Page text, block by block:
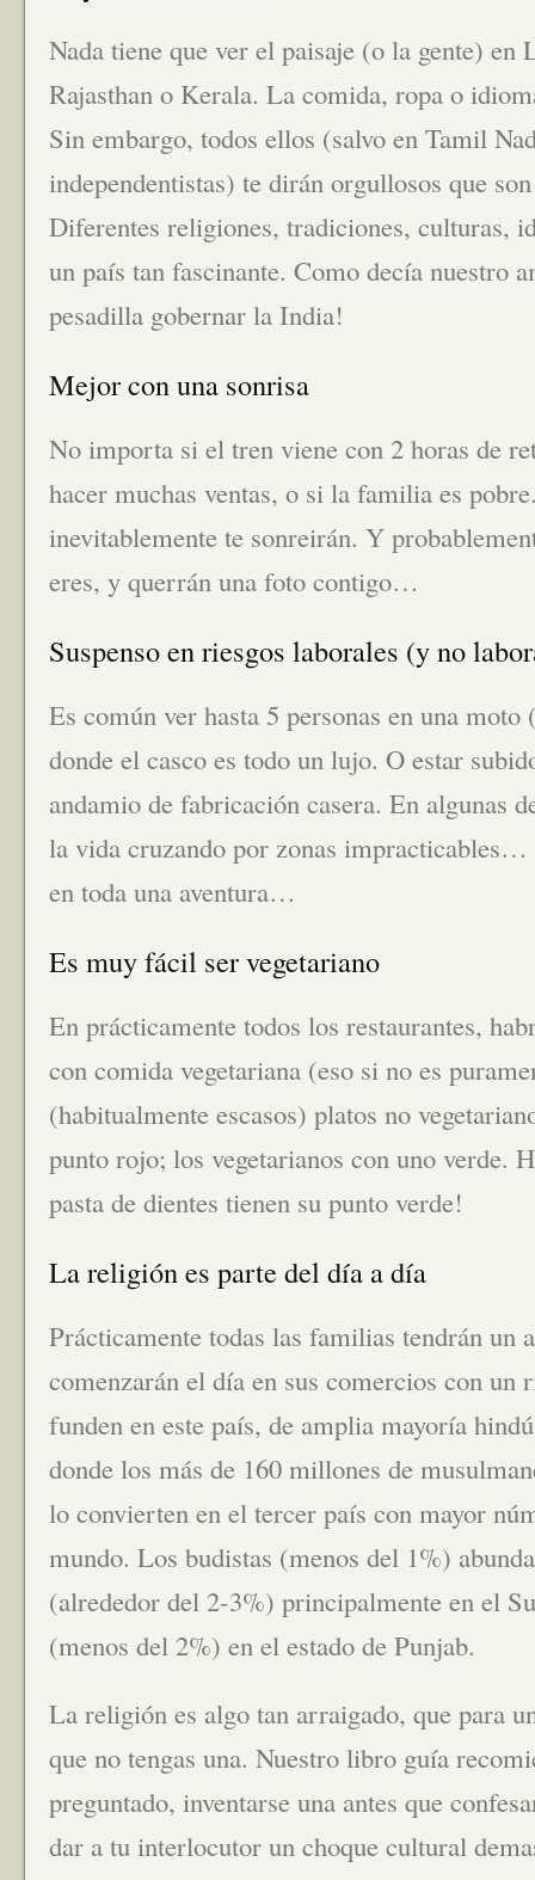
Nada tiene que ver el paisaje (o la gente)
Rajasthan o Kerala. La comida, ropa o
Sin embargo, todos ellos (salvo en Tamil
independentistas) te dirán orgullosos que
Diferentes religiones, tradiciones, culturas,
un país tan fascinante. Como decía nuestro
pesadilla gobernar la India!
Mejor con una sonrisa
No importa si el tren viene con 2 horas de
hacer muchas ventas, o si la familia es
inevitablemente te sonreirán. Y
eres, y querrán una foto contigo…
Suspenso en riesgos laborales (y no
Es común ver hasta 5 personas en una
donde el casco es todo un lujo. O estar
andamio de fabricación casera. En algunas
la vida cruzando por zonas
en toda una aventura…
Es muy fácil ser vegetariano
En prácticamente todos los restaurantes,
con comida vegetariana (eso si no es
(habitualmente escasos) platos no
punto rojo; los vegetarianos con uno verde.
pasta de dientes tienen su punto verde!
La religión es parte del día a día
Prácticamente todas las familias tendrán un
comenzarán el día en sus comercios con
funden en este país, de amplia mayoría
donde los más de 160 millones de
lo convierten en el tercer país con mayor
mundo. Los budistas (menos del 1%)
(alrededor del 2-3%) principalmente en el
(menos del 2%) en el estado de Punjab.
La religión es algo tan arraigado, que para
que no tengas una. Nuestro libro guía
preguntado, inventarse una antes que
dar a tu interlocutor un choque cultural